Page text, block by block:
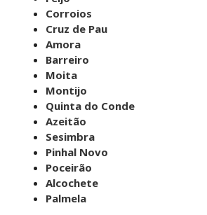
Corroios
Cruz de Pau
Amora
Barreiro
Moita
Montijo
Quinta do Conde
Azeitão
Sesimbra
Pinhal Novo
Poceirão
Alcochete
Palmela